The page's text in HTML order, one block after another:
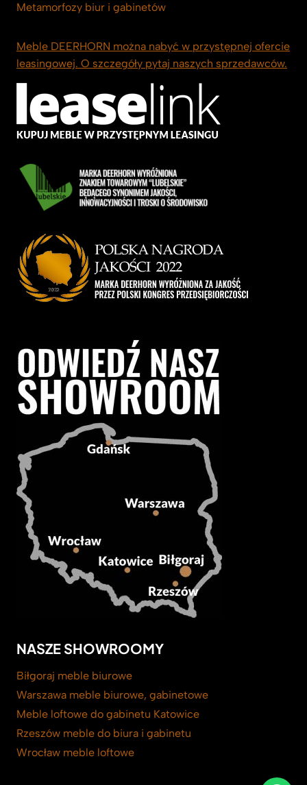
Metamorfozy biur i gabinetów
Meble DEERHORN można nabyć w przystępnej ofercie
leasingowej. O szczegóły pytaj naszych sprzedawców.
NASZE SHOWROOMY
Biłgoraj meble biurowe
Warszawa meble biurowe, gabinetowe
Meble loftowe do gabinetu Katowice
Rzeszów meble do biura i gabinetu
Wrocław meble loftowe